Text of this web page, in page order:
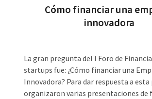
Cómo financiar una
innovadora
La gran pregunta del I Foro de
startups fue: ¿Cómo financiar una
Innovadora? Para dar respuesta a
organizaron varias presentaciones de